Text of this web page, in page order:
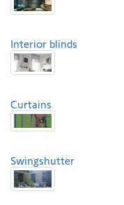
Interior blinds
Curtains
Swingshutter